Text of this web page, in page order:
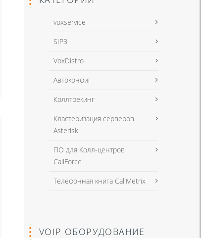
voxservice
SIP3
VoxDistro
Автоконфиг
Коллтрекинг
Кластеризация серверов
Asterisk
ПО для Колл-центров
CallForce
Телефонная книга CallMetrix
VOIP ОБОРУДОВАНИЕ